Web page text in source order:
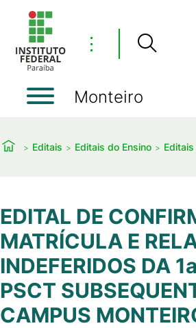
⋮
Monteiro
Editais Editais do Ensino
EDITAL DE
MATRÍCULA E
INDEFERIDOS DA
PSCT
CAMPUS